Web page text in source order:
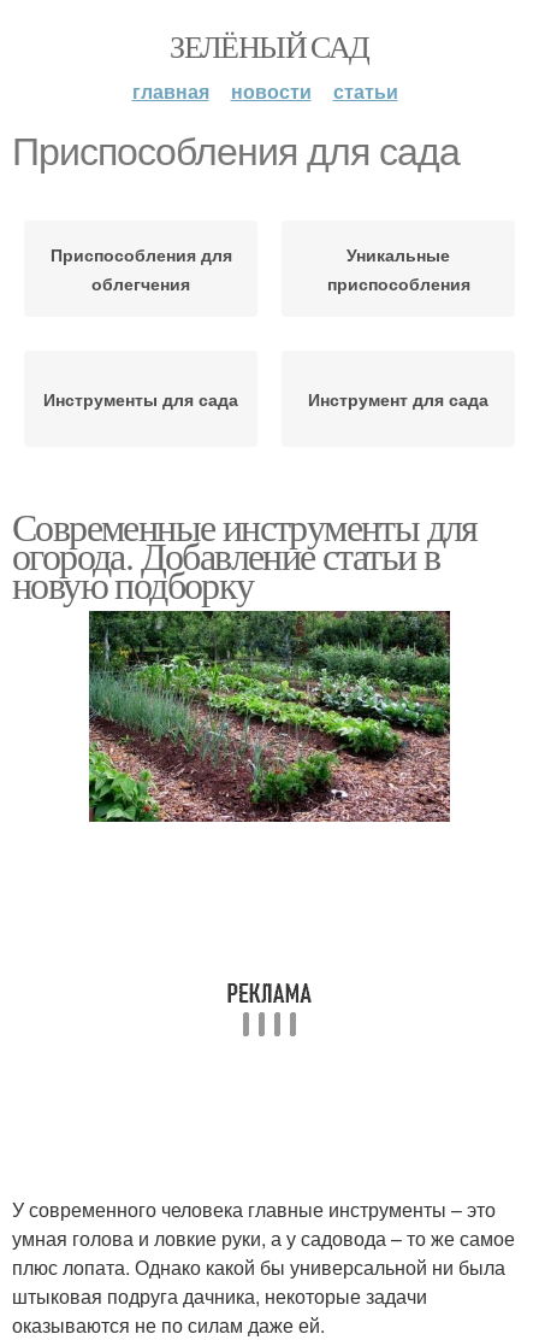
ЗЕЛЁНЫЙ САД
главная новости статьи
Приспособления для сада
Приспособления для
облегчения
Уникальные
приспособления
Инструменты для сада Инструмент для сада
Современные инструменты для
огорода. Добавление статьи в
новую подборку
У современного человека главные инструменты – это
умная голова и ловкие руки, а у садовода – то же самое
плюс лопата. Однако какой бы универсальной ни была
штыковая подруга дачника, некоторые задачи
оказываются не по силам даже ей.